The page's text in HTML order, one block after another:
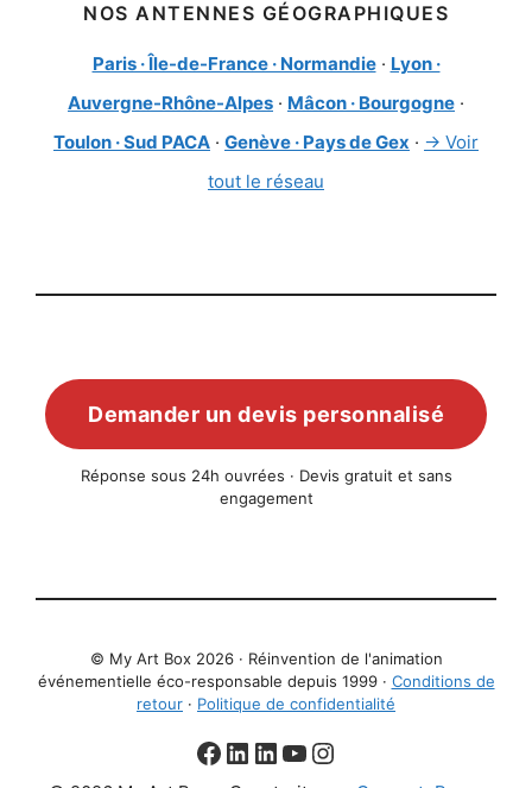
NOS ANTENNES GÉOGRAPHIQUES
Paris · Île-de-France · Normandie· Lyon ·
Auvergne-Rhône-Alpes · Mâcon · Bourgogne ·
Toulon · Sud PACA · Genève · Pays de Gex · → Voir
tout le réseau
Demander un devis personnalisé
Réponse sous 24h ouvrées · Devis gratuit et sans
engagement
© My Art Box 2026 · Réinvention de l'animation
événementielle éco-responsable depuis 1999 · Conditions de
retour · Politique de confidentialité
Facebook
aNa LinkedIn
Christophe LinkedIn
YouTube
Instagram